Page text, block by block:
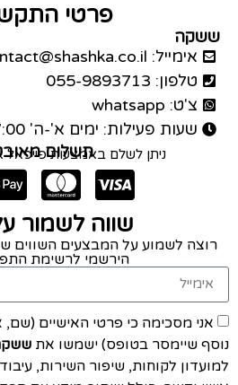
פרטי
ששקה
אימייל: contact@shashka.co.il
טלפון: 055-9893713
צ'ט: whatsapp
שעות פעילות: ימים א'-ה' 10:00-17:00
תשלום
ניתן לשלם באמצעות פייפאל
שווה לשמור
רוצה לשמוע על המבצעים השווים
הירשמי לרשימת
אני מסכימה כי פרטי האישיים (שם,
נוסף שיימסר בטופס) ישמשו את
למועדון לקוחות, שיפור השירות,